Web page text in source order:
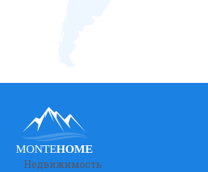
MONTEHOME
Недвижимость